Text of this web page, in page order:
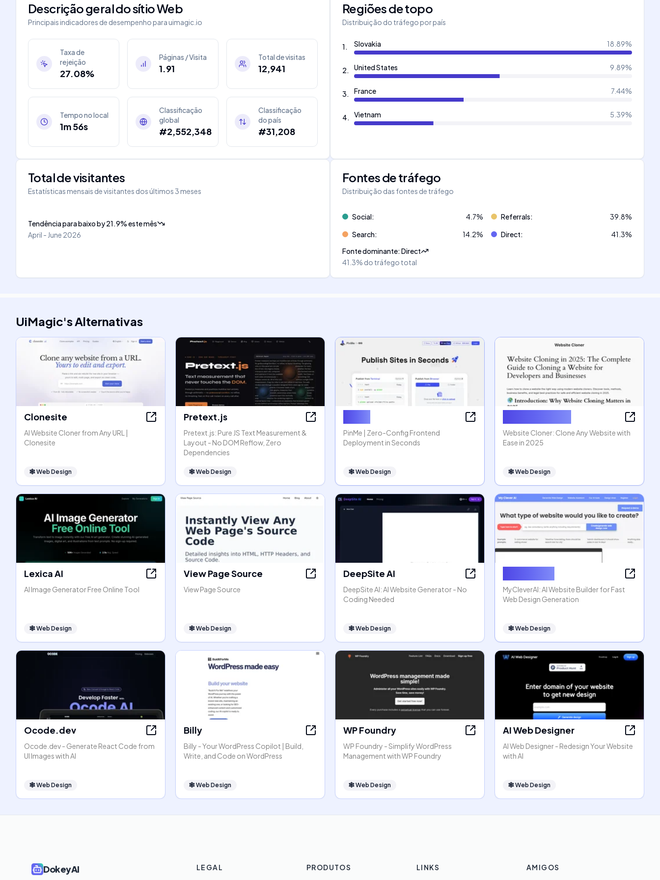
Descrição geral do sítio Web
Principais indicadores de desempenho parauimagic.io
Taxa de
rejeição
27.08%
Páginas / Visita
1.91
Total de visitas
12,941
Tempo no local
1m 56s
Classificação
global
#2,552,348
Classificação
do país
#31,208
Regiões de topo
Distribuição do tráfego por país
1. Slovakia 18.89%
2. United States 9.89%
3. France 7.44%
4. Vietnam 5.39%
Total de visitantes
Estatísticas mensais de visitantes dos últimos 3 meses
Tendência para baixoby21.9%este mês
April - June 2026
Fontes de tráfego
Distribuição das fontes de tráfego
Social: 4.7% Referrals: 39.8%
Search: 14.2% Direct: 41.3%
Fonte dominante:Direct
41.3% do tráfego total
UiMagic'sAlternativas
Clonesite
AI Website Cloner from Any URL |
Clonesite
🕸Web Design
Pretext.js
Pretext.js: Pure JS Text Measurement &
Layout - No DOM Reflow, Zero
Dependencies
🕸Web Design
PinMe | Zero-Config Frontend
Deployment in Seconds
🕸Web Design
Website Cloner: Clone Any Website with
Ease in 2025
🕸Web Design
Lexica AI
AI Image Generator Free Online Tool
🕸Web Design
View Page Source
View Page Source
🕸Web Design
DeepSite AI
DeepSite AI: AI Website Generator - No
Coding Needed
🕸Web Design
MyCleverAI: AI Website Builder for Fast
Web Design Generation
🕸Web Design
Ocode.dev
Ocode.dev - Generate React Code from
UI Images with AI
🕸Web Design
Billy
Billy - Your WordPress Copilot | Build,
Write, and Code on WordPress
🕸Web Design
WP Foundry
WP Foundry - Simplify WordPress
Management with WP Foundry
🕸Web Design
AI Web Designer
AI Web Designer - Redesign Your Website
with AI
🕸Web Design
DokeyAI
LEGAL
PRODUTOS
LINKS
AMIGOS